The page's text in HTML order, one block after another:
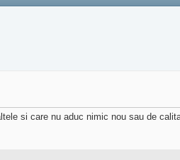
si care nu aduc nimic nou sau de